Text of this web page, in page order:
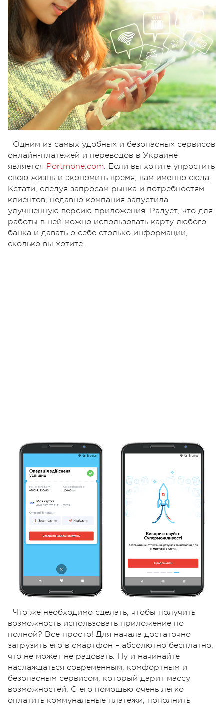
Одним из самых удобных и безопасных сервисов
онлайн-платежей и переводов в Украине
является Portmone.com. Если вы хотите упростить
свою жизнь и экономить время, вам именно сюда.
Кстати, следуя запросам рынка и потребностям
клиентов, недавно компания запустила
улучшенную версию приложения. Радует, что для
работы в ней можно использовать карту любого
банка и давать о себе столько информации,
сколько вы хотите.
Что же необходимо сделать, чтобы получить
возможность использовать приложение по
полной? Все просто! Для начала достаточно
загрузить его в смартфон – абсолютно бесплатно,
что не может не радовать. Ну и начинайте
наслаждаться современным, комфортным и
безопасным сервисом, который дарит массу
возможностей. С его помощью очень легко
оплатить коммунальные платежи, пополнить